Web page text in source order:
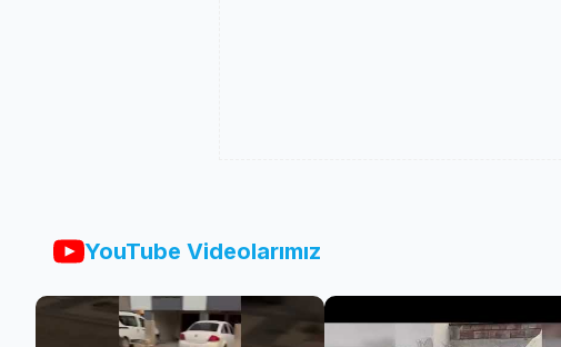
YouTube Videolarımız